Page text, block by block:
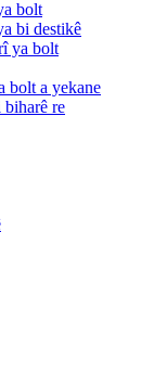
bolt
bi destikê
ya bolt
bolt a yekane
re